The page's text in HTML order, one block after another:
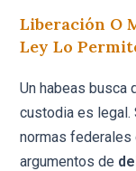
Liberación O
Ley Lo
Un habeas busca
custodia es legal.
normas federales
argumentos de